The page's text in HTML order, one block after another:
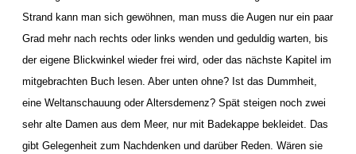
Strand kann man sich gewöhnen, man muss die Augen nur ein paar
Grad mehr nach rechts oder links wenden und geduldig warten, bis
der eigene Blickwinkel wieder frei wird, oder das nächste Kapitel im
mitgebrachten Buch lesen. Aber unten ohne? Ist das Dummheit,
eine Weltanschauung oder Altersdemenz? Spät steigen noch zwei
sehr alte Damen aus dem Meer, nur mit Badekappe bekleidet. Das
gibt Gelegenheit zum Nachdenken und darüber Reden. Wären sie